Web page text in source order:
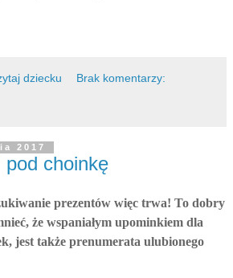
dziecku Brak komentarzy:
2017
choinkę
prezentów więc trwa! To dobry
że wspaniałym upominkiem dla
jest także prenumerata ulubionego